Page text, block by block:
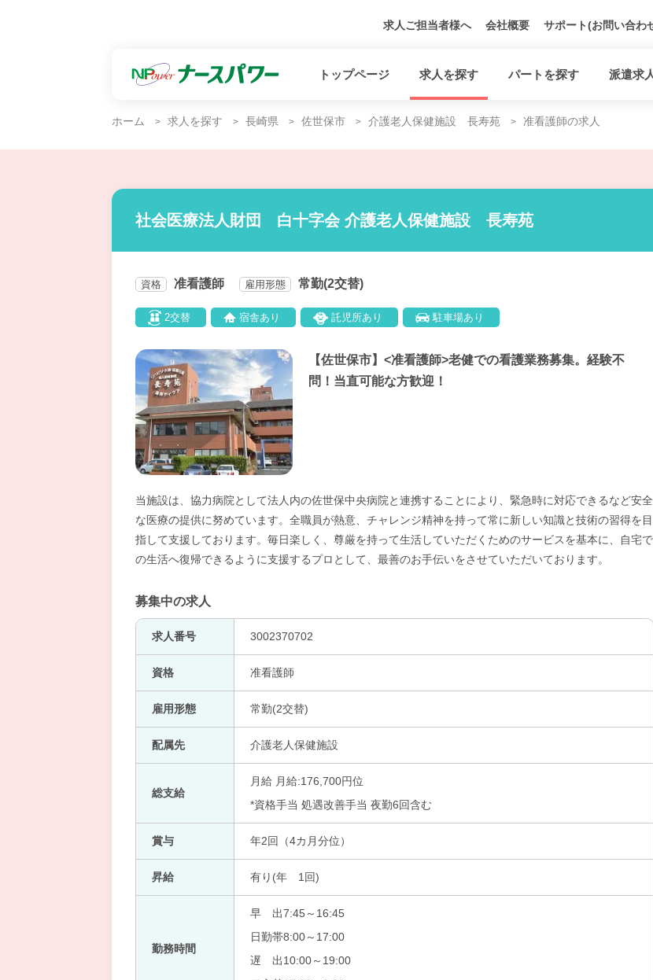
求人ご担当者様へ 会社概要 サポート(お問い合わ
トップページ 求人を探す パートを探す 派遣求
ホーム 求人を探す 長崎県 佐世保市 介護老人保健施設 長寿苑 准看護師の求人
社会医療法人財団 白十字会 介護老人保健施設 長寿苑
資格 准看護師 雇用形態 常勤(2交替)
2交替 宿舎あり 託児所あり 駐車場あり
【佐世保市】<准看護師>老健での看護業務募集。経験不
問！当直可能な方歓迎！
当施設は、協力病院として法人内の佐世保中央病院と連携することにより、緊急時に対応できるなど安全
な医療の提供に努めています。全職員が熱意、チャレンジ精神を持って常に新しい知識と技術の習得を目
指して支援しております。毎日楽しく、尊厳を持って生活していただくためのサービスを基本に、自宅で
の生活へ復帰できるように支援するプロとして、最善のお手伝いをさせていただいております。
募集中の求人
求人番号 3002370702
資格 准看護師
雇用形態 常勤(2交替)
配属先 介護老人保健施設
総支給
月給 月給:176,700円位
*資格手当 処遇改善手当 夜勤6回含む
賞与 年2回（4カ月分位）
昇給 有り(年 1回)
勤務時間
早 出7:45～16:45
日勤帯8:00～17:00
遅 出10:00～19:00